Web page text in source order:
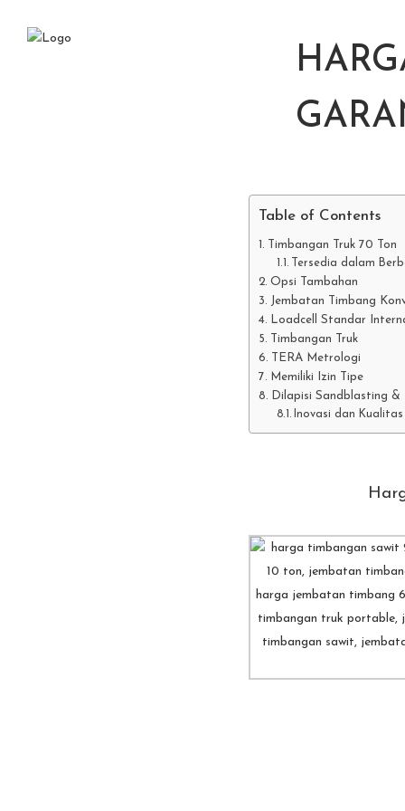
Table of Contents
Timbangan Truk 70 Ton
Tersedia dalam
Opsi Tambahan
Jembatan Timbang
Loadcell Standar
Timbangan Truk
TERA Metrologi
Memiliki Izin Tipe
Dilapisi Sandblasting &
Inovasi dan